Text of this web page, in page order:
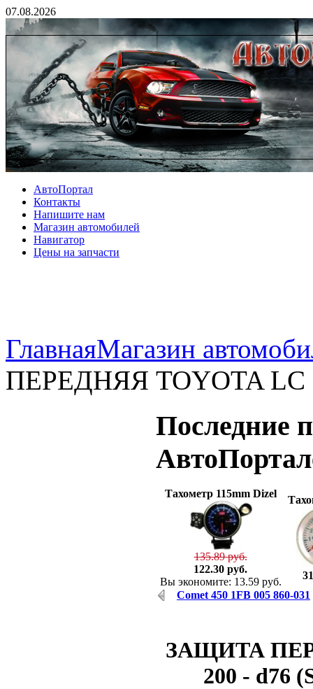
07.08.2026
АвтоПортал
Контакты
Напишите нам
Магазин автомобилей
Навигатор
Цены на запчасти
ГлавнаяМагазин
ПЕРЕДНЯЯ TOYOTA LC
Последние
Тахометр 115mm Dizel
135.89 руб.
122.30 руб.
Вы экономите: 13.59 руб.
Comet 450 1FB 005 860-031
ЗАЩИТА
200 - d76